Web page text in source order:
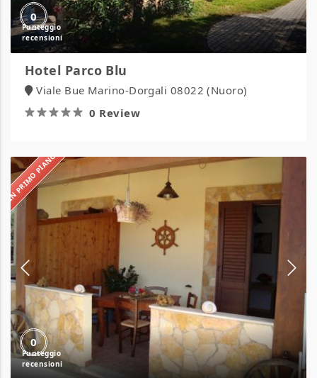
0
Hotel Parco Blu
Viale Bue Marino-Dorgali 08022 (Nuoro)
0 Review
IN PRIMO PIANO
0
Residence
Ficodindia